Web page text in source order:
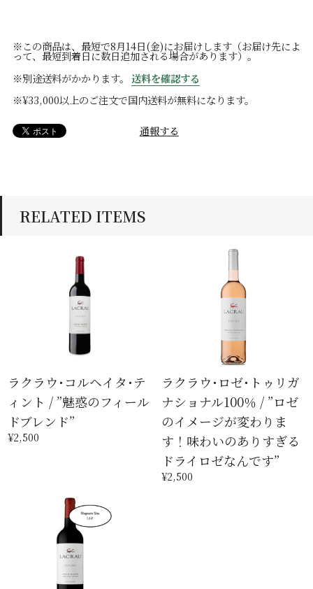
※この商品は、最短で8月14日(金)にお届けします（お届け先によ
って、最短到着日に数日追加される場合があります）。
※別途送料がかかります。 送料を確認する
※¥33,000以上のご注文で国内送料が無料になります。
通報する
RELATED ITEMS
ラクラウ･コルヘイタ･テ
ィント / ”魅惑のフィール
ドブレンド”
¥2,500
ラクラウ･ロゼ･トゥリガ
ナショナル100％ / ”ロゼ
のイメージが変わりま
す！味わいのありすぎる
ドライロゼなんです”
¥2,500